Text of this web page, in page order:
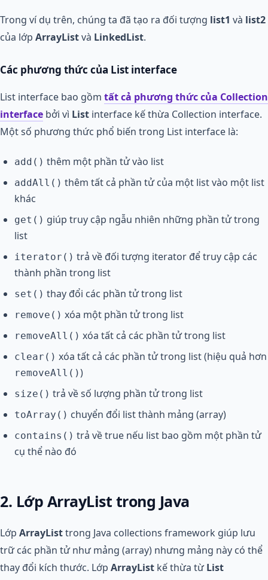
Trong ví dụ trên, chúng ta đã tạo ra đối tượng list1 và list2
của lớp ArrayListvà LinkedList.
Các phương thức của List interface
List interface bao gồm tất cả phương thức của Collection
interface bởi vì List interface kế thừa Collection interface.
Một số phương thức phổ biến trong List interface là:
add() thêm một phần tử vào list
addAll() thêm tất cả phần tử của một list vào một list
khác
get() giúp truy cập ngẫu nhiên những phần tử trong
list
iterator() trả về đối tượng iterator để truy cập các
thành phần trong list
set() thay đổi các phần tử trong list
remove() xóa một phần tử trong list
removeAll() xóa tất cả các phần tử trong list
clear() xóa tất cả các phần tử trong list (hiệu quả hơn
removeAll())
size() trả về số lượng phần tử trong list
toArray() chuyển đổi list thành mảng (array)
contains() trả về true nếu list bao gồm một phần tử
cụ thể nào đó
2. Lớp ArrayList trong Java
Lớp ArrayListtrong Java collections framework giúp lưu
trữ các phần tử như mảng (array) nhưng mảng này có thể
thay đổi kích thước. Lớp ArrayList kế thừa từList